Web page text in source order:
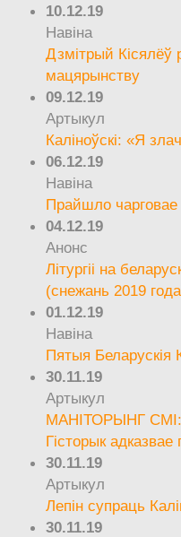
10.12.19
Навіна
Дзмітрый
мацярынству
09.12.19
Артыкул
Каліноўскі: «Я
06.12.19
Навіна
Прайшло
04.12.19
Анонс
Літургіі на
(снежань 2019
01.12.19
Навіна
Пятыя Беларускія
30.11.19
Артыкул
МАНІТОРЫНГ СМІ:
Гісторык
30.11.19
Артыкул
Лепін супраць
30.11.19